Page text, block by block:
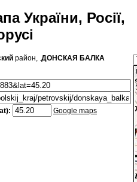
України, Росії,
район, .ДОНСКАЯ БАЛКА
Google maps